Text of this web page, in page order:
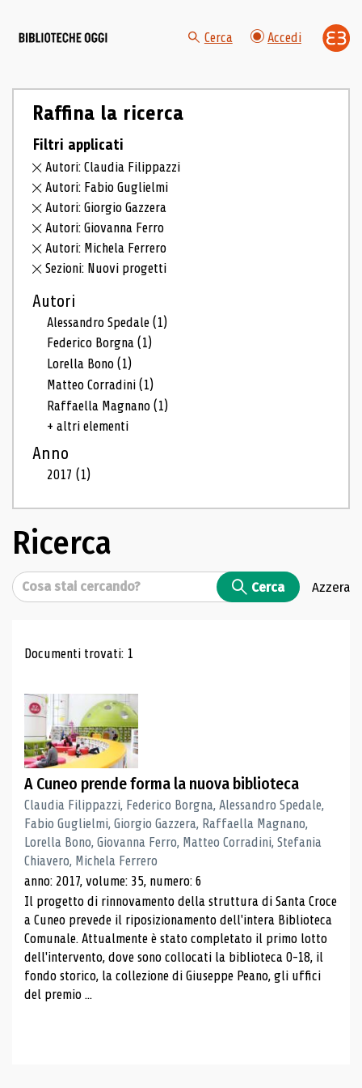
Cerca Accedi
Raffina la ricerca
Filtri applicati
Autori: Claudia Filippazzi
Autori: Fabio Guglielmi
Autori: Giorgio Gazzera
Autori: Giovanna Ferro
Autori: Michela Ferrero
Sezioni: Nuovi progetti
Autori
Alessandro Spedale(1)
Federico Borgna(1)
Lorella Bono(1)
Matteo Corradini(1)
Raffaella Magnano(1)
+ altri elementi
Anno
2017(1)
Ricerca
Cerca Cerca Azzera
Risultati di ricerca
Documenti trovati: 1
A Cuneo prende forma la nuova biblioteca
Claudia Filippazzi, Federico Borgna, Alessandro Spedale,
Fabio Guglielmi, Giorgio Gazzera, Raffaella Magnano,
Lorella Bono, Giovanna Ferro, Matteo Corradini, Stefania
Chiavero, Michela Ferrero
anno: 2017, volume: 35, numero: 6
Il progetto di rinnovamento della struttura di Santa Croce
a Cuneo prevede il riposizionamento dell'intera Biblioteca
Comunale. Attualmente è stato completato il primo lotto
dell'intervento, dove sono collocati la biblioteca 0-18, il
fondo storico, la collezione di Giuseppe Peano, gli uffici
del premio ...